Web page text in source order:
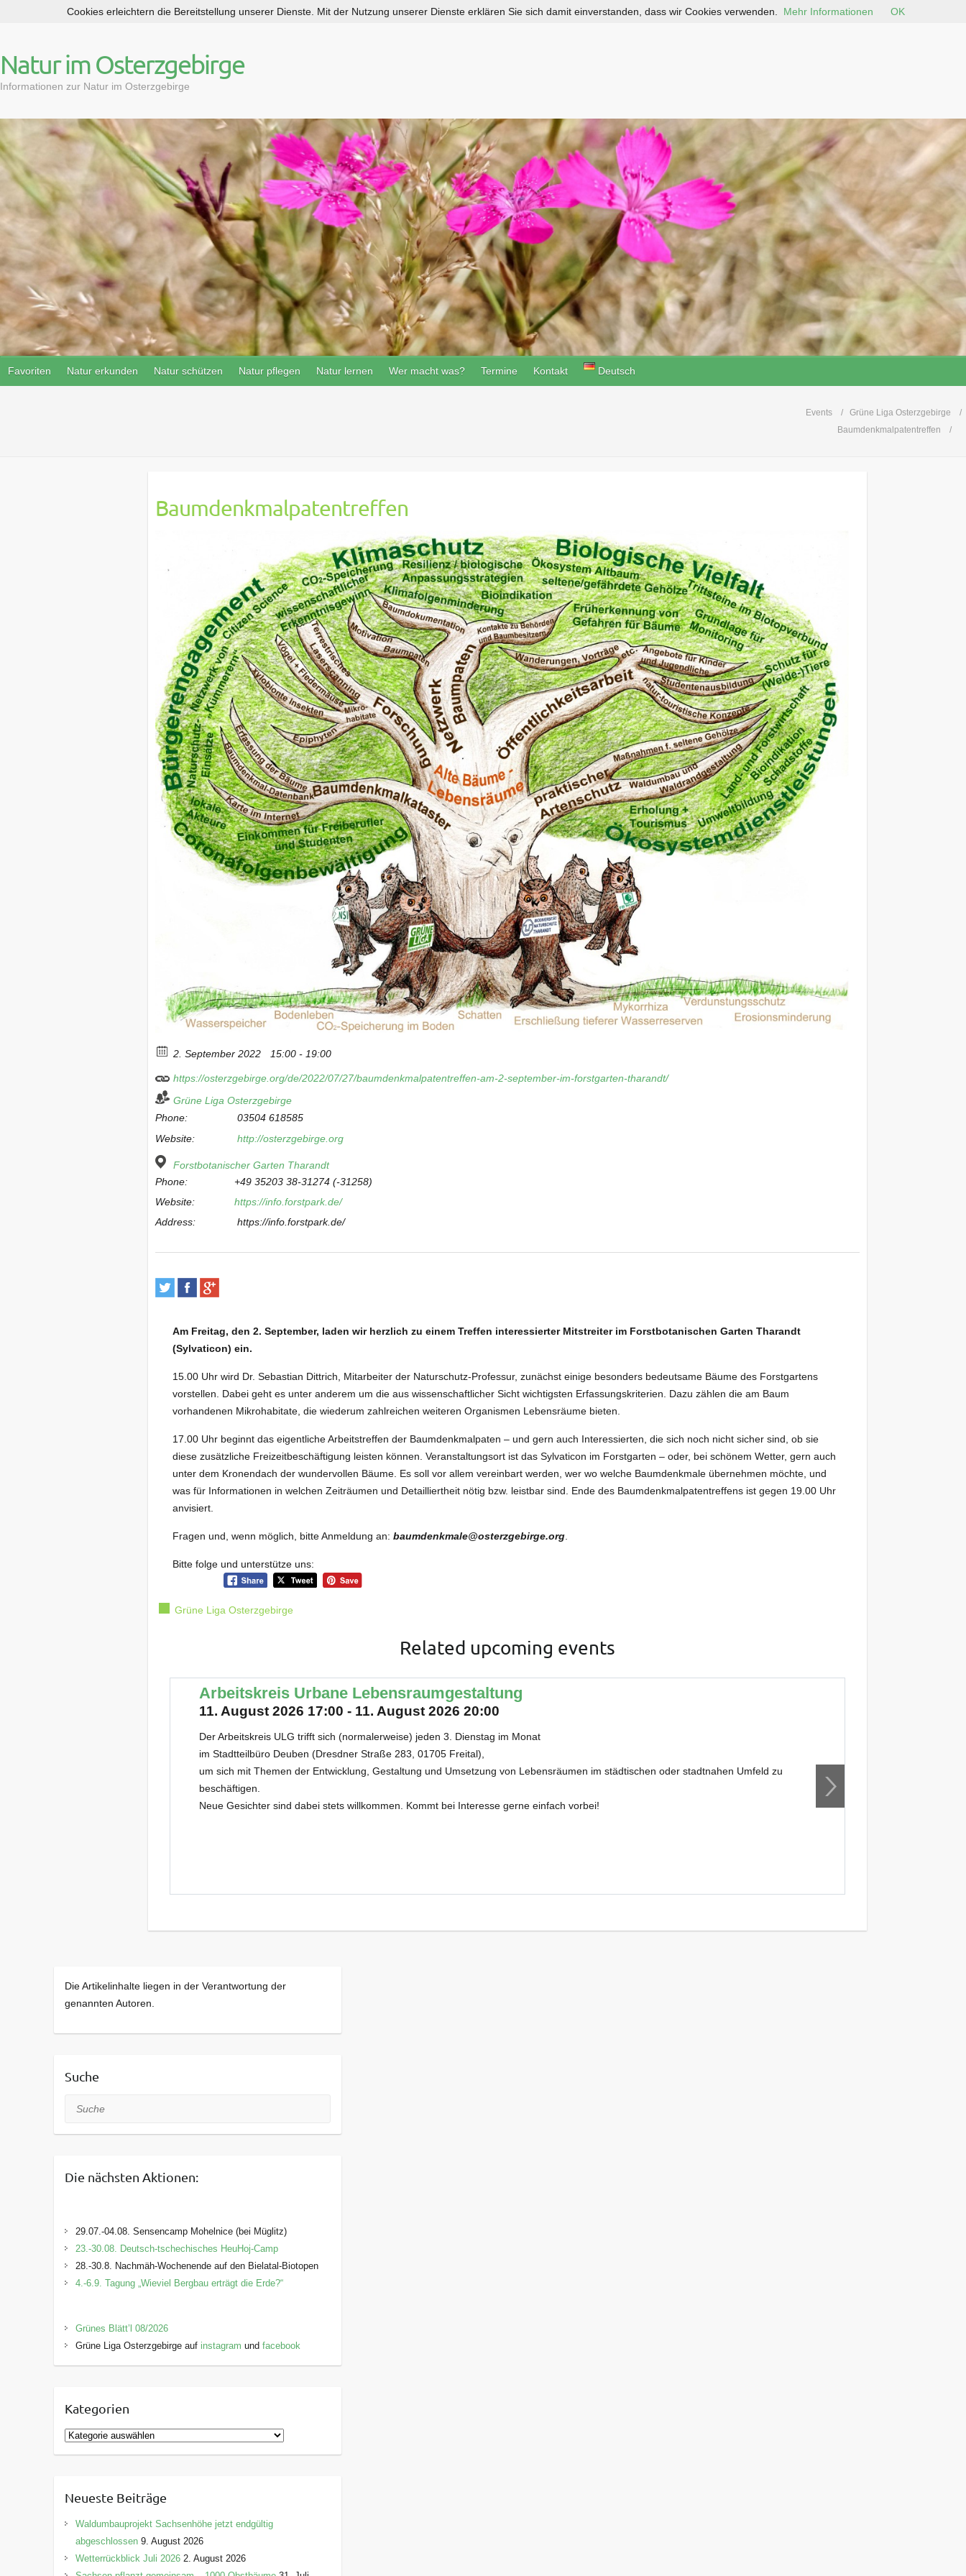
p
t
c
n
t
Natur im Osterzgebirge
Informationen zur Natur im Osterzgebirge
Favoriten Natur erkunden Natur schützen Natur pflegen Natur lernen Wer macht was? Termine Kontakt Deutsch
Events
Grüne Liga Osterzgebirge
Baumdenkmalpatentreffen
Baumdenkmalpatentreffen
2. September 2022 15:00 - 19:00
https://osterzgebirge.org/de/2022/07/27/baumdenkmalpatentreffen-am-2-september-im-forstgarten-tharandt/
Grüne Liga Osterzgebirge
Phone:
03504 618585
Website:
http://osterzgebirge.org
Forstbotanischer Garten Tharandt
Phone:
+49 35203 38-31274 (-31258)
Website:
https://info.forstpark.de/
Address:
https://info.forstpark.de/
Am Freitag, den 2. September, laden wir herzlich zu einem Treffen interessierter Mitstreiter im Forstbotanischen Garten Tharandt
(Sylvaticon) ein.
15.00 Uhr wird Dr. Sebastian Dittrich, Mitarbeiter der Naturschutz-Professur, zunächst einige besonders bedeutsame Bäume des Forstgartens
vorstellen. Dabei geht es unter anderem um die aus wissenschaftlicher Sicht wichtigsten Erfassungskriterien. Dazu zählen die am Baum
vorhandenen Mikrohabitate, die wiederum zahlreichen weiteren Organismen Lebensräume bieten.
17.00 Uhr beginnt das eigentliche Arbeitstreffen der Baumdenkmalpaten – und gern auch Interessierten, die sich noch nicht sicher sind, ob sie
diese zusätzliche Freizeitbeschäftigung leisten können. Veranstaltungsort ist das Sylvaticon im Forstgarten – oder, bei schönem Wetter, gern auch
unter dem Kronendach der wundervollen Bäume. Es soll vor allem vereinbart werden, wer wo welche Baumdenkmale übernehmen möchte, und
was für Informationen in welchen Zeiträumen und Detailliertheit nötig bzw. leistbar sind. Ende des Baumdenkmalpatentreffens ist gegen 19.00 Uhr
anvisiert.
Fragen und, wenn möglich, bitte Anmeldung an:baumdenkmale@osterzgebirge.org
Bitte folge und unterstütze uns:
Grüne Liga Osterzgebirge
Related upcoming events
Arbeitskreis Urbane Lebensraumgestaltung
11. August 2026 17:00 - 11. August 2026 20:00
Der Arbeitskreis ULG trifft sich (normalerweise) jeden 3. Dienstag im Monat
im Stadtteilbüro Deuben (Dresdner Straße 283, 01705 Freital),
um sich mit Themen der Entwicklung, Gestaltung und Umsetzung von Lebensräumen im städtischen oder stadtnahen Umfeld zu
beschäftigen.
Neue Gesichter sind dabei stets willkommen. Kommt bei Interesse gerne einfach vorbei!
Die Artikelinhalte liegen in der Verantwortung der
genannten Autoren.
Suche
Suche
Die nächsten Aktionen:
29.07.-04.08. Sensencamp Mohelnice (bei Müglitz)
23.-30.08. Deutsch-tschechisches HeuHoj-Camp
28.-30.8. Nachmäh-Wochenende auf den Bielatal-Biotopen
4.-6.9. Tagung „Wieviel Bergbau erträgt die Erde?“
Grünes Blätt’l 08/2026
Grüne Liga Osterzgebirge auf instagram und facebook
Kategorien
K
a
g
o
i
e
Neueste Beiträge
Waldumbauprojekt Sachsenhöhe jetzt endgültig
abgeschlossen 9. August 2026
Wetterrückblick Juli 2026 2. August 2026
Cookies erleichtern die Bereitstellung unserer Dienste. Mit der Nutzung unserer Dienste erklären Sie sich damit einverstanden, dass wir Cookies verwenden. Mehr Informationen OK